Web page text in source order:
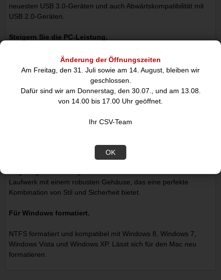
Änderung der Öffnungszeiten
Am Freitag, den 31. Juli sowie am 14. August, bleiben wir
geschlossen.
Dafür sind wir am Donnerstag, den 30.07., und am 13.08.
von 14.00 bis 17.00 Uhr geöffnet.
Ihr CSV-Team
OK
neuesten USB 3.0-Geräten und auch Abwärtskompatibilität mit
USB 2.0-Geräten.
Steigern Sie die PC-Leistung.
Wenn die interne Festplatte an ihre Kapazitätsgrenzen stösst,
wird der PC gebremst. Löschen Sie keine Dateien. Verlagern Sie
Dateien auf Ihre tragbare Festplatte WD Elements, schaffen Sie
Platz auf Ihrer internen Festplatte und bringen Sie Ihren Laptop
wieder auf Trab.
Durch und durch WD-Qualität.
fertigen wir die eingebaute Festplatte nach unseren
anspruchsvollen Kriterien für Langlebigkeit, Stosssicherheit und
Laufwerk mit einem robusten Gehäuse, das eine perfekte
Kombination von Stil und Sicherheit bietet.
Für Windows formatiert.
NTFS formatiert und kompatibel mit Windows 8, Windows 7,
Windows Vista und Windows XP. Lässt sich für den Mac neu
formatieren.